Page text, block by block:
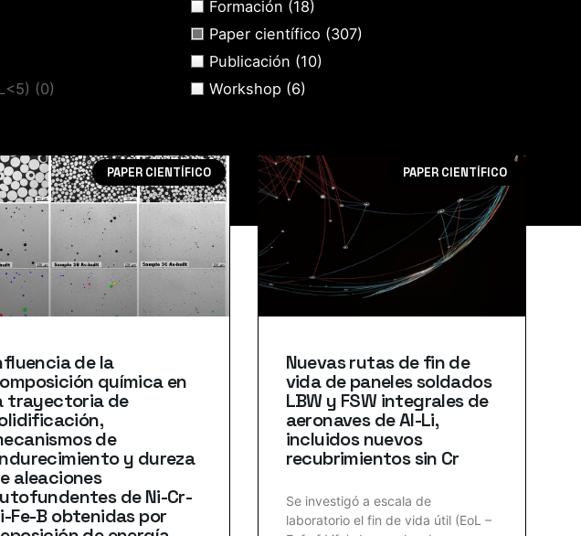
(0)
Formación (18)
Paper científico (307)
Publicación (10)
Workshop (6)
PAPER CIENTÍFICO
de la
química en
trayectoria de
de
y dureza
aleaciones
de Ni-Cr-
Fe-B obtenidas por
PAPER CIENTÍFICO
Nuevas rutas de fin de
vida de paneles soldados
LBW y FSW integrales de
aeronaves de Al-Li,
incluidos nuevos
recubrimientos sin Cr
Se investigó a escala de
laboratorio el fin de vida útil (EoL –